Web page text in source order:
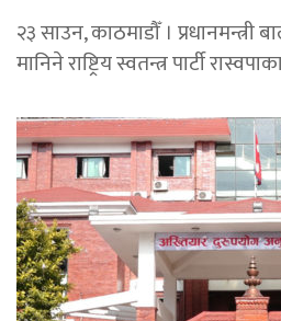
२३ साउन, काठमाडौँ । प्रधानमन्त्री
मानिने राष्ट्रिय स्वतन्त्र पार्टी